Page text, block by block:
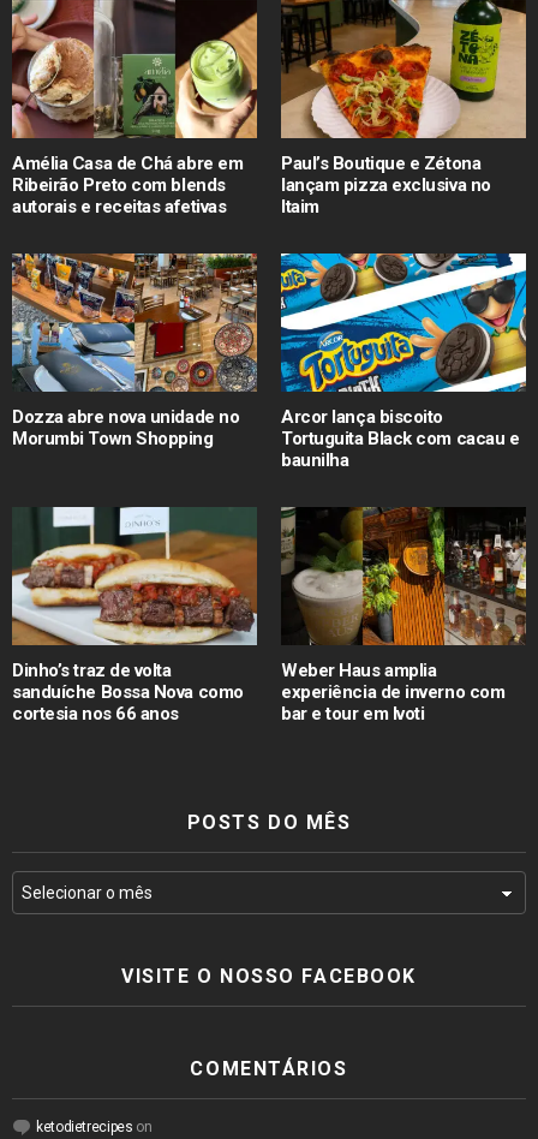
Amélia Casa de Chá abre em
Ribeirão Preto com blends
autorais e receitas afetivas
Paul’s Boutique e Zétona
lançam pizza exclusiva no
Itaim
Dozza abre nova unidade no
Morumbi Town Shopping
Arcor lança biscoito
Tortuguita Black com cacau e
baunilha
Dinho’s traz de volta
sanduíche Bossa Nova como
cortesia nos 66 anos
Weber Haus amplia
experiência de inverno com
bar e tour em Ivoti
POSTS DO MÊS
VISITE O NOSSO FACEBOOK
COMENTÁRIOS
ketodietrecipes on